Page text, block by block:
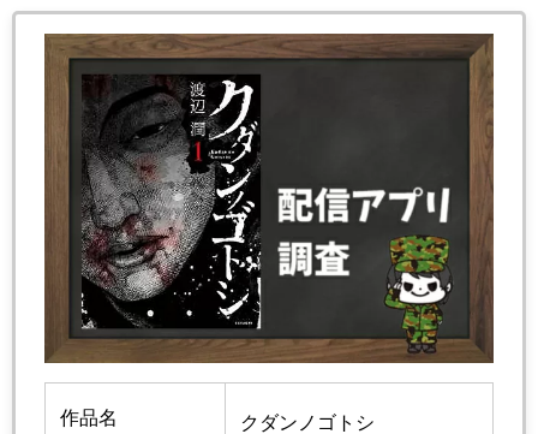
作品名 クダンノゴトシ